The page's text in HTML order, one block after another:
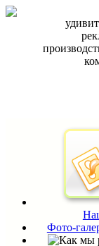
Фото-